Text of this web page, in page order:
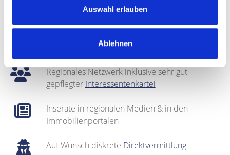
Auswahl erlauben
Ablehnen
Bei Bedarf: optische Auffrischung des Objekts
Fotografie & Exposé-Erstellung
Regionales Netzwerk inklusive sehr gut
gepflegter Interessentenkartei
Inserate in regionalen Medien & in den
Immobilienportalen
Auf Wunsch diskrete Direktvermittlung